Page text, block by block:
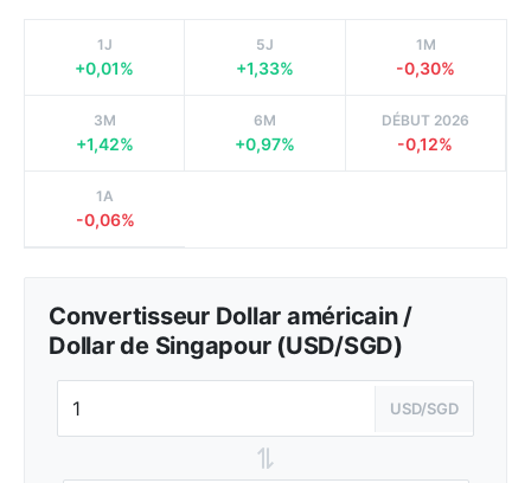
1J
+0,01%
5J
+1,33%
1M
-0,30%
3M
+1,42%
6M
+0,97%
DÉBUT 2026
-0,12%
1A
-0,06%
Convertisseur Dollar américain /
Dollar de Singapour (USD/SGD)
USD/SGD
⇌